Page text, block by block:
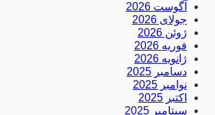
آگوست 2026
جولای 2026
ژوئن 2026
فوریه 2026
ژانویه 2026
دسامبر 2025
نوامبر 2025
اکتبر 2025
سپتامبر 2025